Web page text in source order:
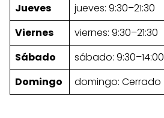
Jueves
jueves: 9:30–21:30
Viernes
viernes: 9:30–21:30
Sábado
sábado: 9:30–14:00
Domingo
domingo: Cerrado